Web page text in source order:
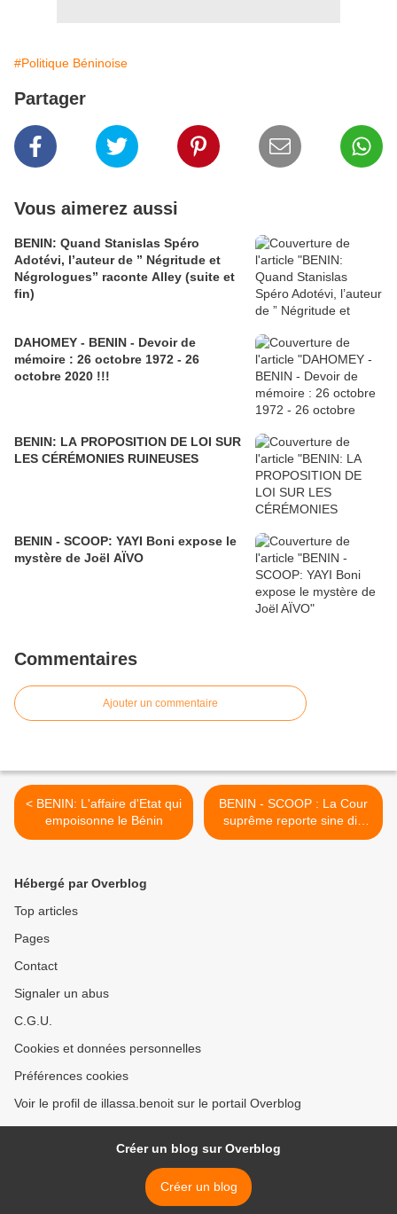
#Politique Béninoise
Partager
Vous aimerez aussi
BENIN: Quand Stanislas Spéro
Adotévi, l’auteur de ” Négritude et
Négrologues” raconte Alley (suite et
fin)
DAHOMEY - BENIN - Devoir de
mémoire : 26 octobre 1972 - 26
octobre 2020 !!!
BENIN: LA PROPOSITION DE LOI SUR
LES CÉRÉMONIES RUINEUSES
BENIN - SCOOP: YAYI Boni expose le
mystère de Joël AÏVO
Commentaires
Ajouter un commentaire
< BENIN: L'affaire d'Etat qui
empoisonne le Bénin
BENIN - SCOOP : La Cour
suprême reporte sine die
les élections consulaires du
Hébergé par Overblog
Top articles
Pages
Contact
Signaler un abus
C.G.U.
Cookies et données personnelles
Préférences cookies
Voir le profil de illassa.benoit sur le portail Overblog
Créer un blog sur Overblog
Créer un blog